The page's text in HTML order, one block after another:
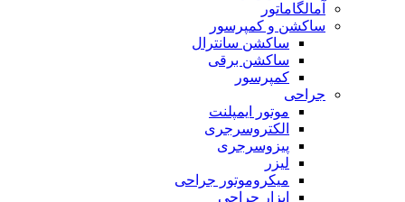
آمالگاماتور
ساکشن و کمپرسور
ساکشن سانترال
ساکشن برقی
کمپرسور
جراحی
موتور ایمپلنت
الکتروسرجری
پیزوسرجری
لیزر
میکروموتور جراحی
ابزار جراحی